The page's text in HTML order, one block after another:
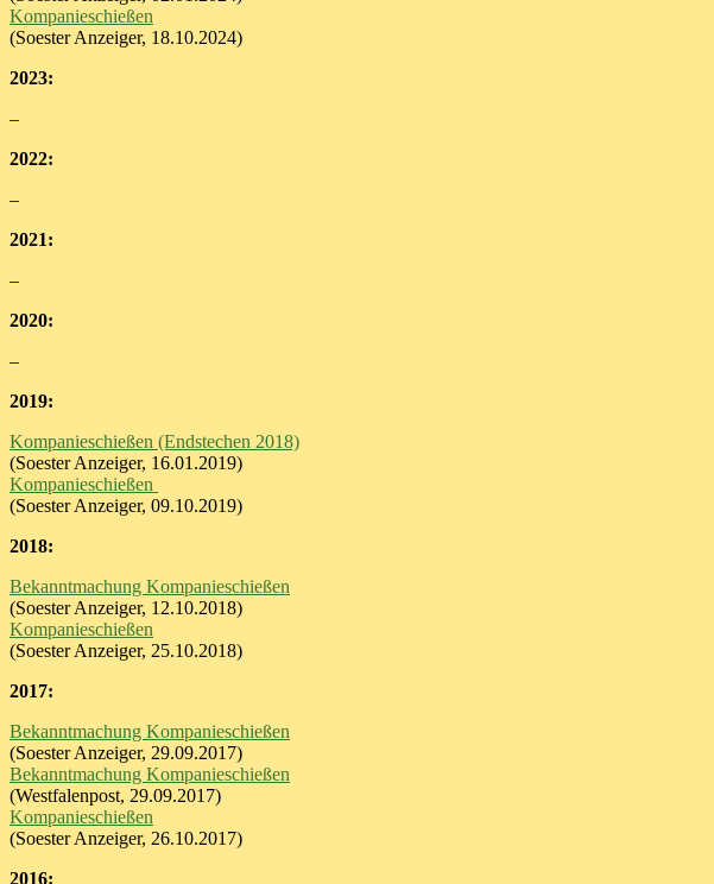
Kompanieschießen
(Soester Anzeiger, 18.10.2024)
2023:
–
2022:
–
2021:
–
2020:
–
2019:
Kompanieschießen (Endstechen 2018)
(Soester Anzeiger, 16.01.2019)
Kompanieschießen
(Soester Anzeiger, 09.10.2019)
2018:
Bekanntmachung Kompanieschießen
(Soester Anzeiger, 12.10.2018)
Kompanieschießen
(Soester Anzeiger, 25.10.2018)
2017:
Bekanntmachung Kompanieschießen
(Soester Anzeiger, 29.09.2017)
Bekanntmachung Kompanieschießen
(Westfalenpost, 29.09.2017)
Kompanieschießen
(Soester Anzeiger, 26.10.2017)
2016: